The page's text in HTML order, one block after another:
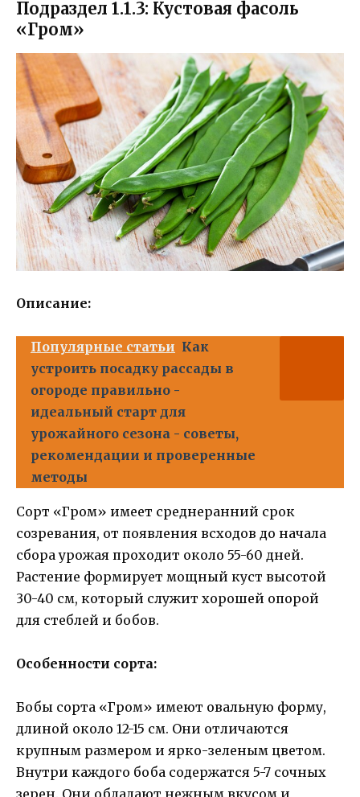
Подраздел 1.1.3: Кустовая фасоль
«Гром»
Описание:
Популярные статьи Как
устроить посадку рассады в
огороде правильно -
идеальный старт для
урожайного сезона - советы,
рекомендации и проверенные
методы
Сорт «Гром» имеет среднеранний срок
созревания, от появления всходов до начала
сбора урожая проходит около 55-60 дней.
Растение формирует мощный куст высотой
30-40 см, который служит хорошей опорой
для стеблей и бобов.
Особенности сорта:
Бобы сорта «Гром» имеют овальную форму,
длиной около 12-15 см. Они отличаются
крупным размером и ярко-зеленым цветом.
Внутри каждого боба содержатся 5-7 сочных